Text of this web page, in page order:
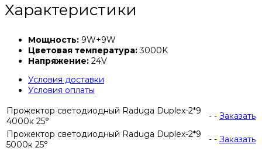
Характеристики
Мощность: 9W+9W
Цветовая температура:3000K
Напряжение: 24V
Условия доставки
Условия оплаты
Прожектор светодиодный Raduga Duplex-2*9
4000к 25°
- - Заказать
Прожектор светодиодный Raduga Duplex-2*9
5000к 25°
- - Заказать